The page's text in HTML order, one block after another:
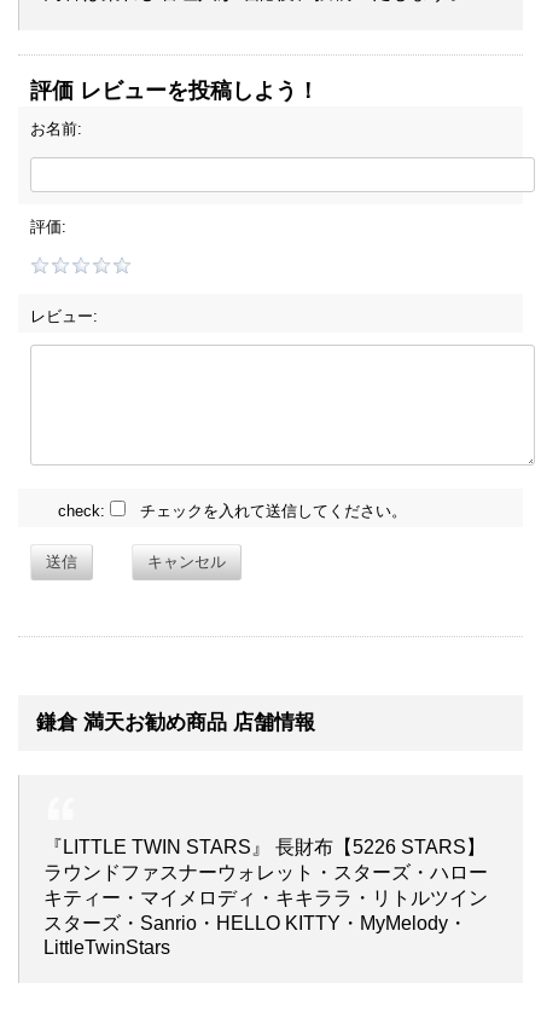
評価 レビューを投稿しよう！
お名前:
評価:
レビュー:
check: チェックを入れて送信してください。
送信 キャンセル
鎌倉 満天お勧め商品 店舗情報
『LITTLE TWIN STARS』 長財布【5226 STARS】
ラウンドファスナーウォレット・スターズ・ハロー
キティー・マイメロディ・キキララ・リトルツイン
スターズ・Sanrio・HELLO KITTY・MyMelody・
LittleTwinStars